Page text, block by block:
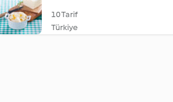
10 Tarif
Türkiye